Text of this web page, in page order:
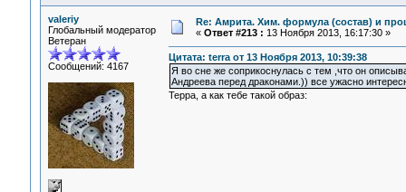
valeriy
Глобальный модератор
Ветеран
Сообщений: 4167
Re: Амрита. Хим. формула (состав) и
« Ответ #213 : 13 Ноября 2013, 16:17:30 »
Цитата: terra от 13 Ноября 2013, 10:39:38
Я во сне же соприкоснулась с тем ,что он
Андреева перед драконами.)) все ужасно
Терра, а как тебе такой образ: